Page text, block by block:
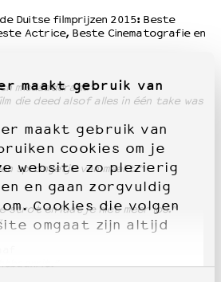
maakt gebruik van
maakt gebruik van
cookies om je
website zo plezierig
en gaan zorgvuldig
Cookies die volgen
omgaat zijn altijd
Duitse filmprijzen 2015: Beste
Actrice, Beste Cinematografie en
misdaaddrama”
die deed alsof alles in één take was
sprongetje van maakt.”
strot en laat je niet meer los.”